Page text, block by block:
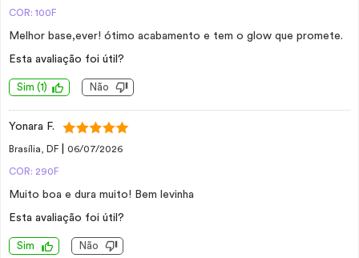
COR: 100F
Melhor base,ever! ótimo acabamento e tem o glow que promete.
Esta avaliação foi útil?
Sim (1) Não
Yonara F.
Brasília, DF 06/07/2026
COR: 290F
Muito boa e dura muito! Bem levinha
Esta avaliação foi útil?
Sim Não